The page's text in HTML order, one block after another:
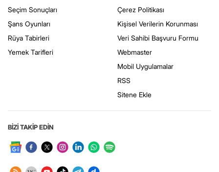
Seçim Sonuçları
Şans Oyunları
Rüya Tabirleri
Yemek Tarifleri
Çerez Politikası
Kişisel Verilerin Korunması
Veri Sahibi Başvuru Formu
Webmaster
Mobil Uygulamalar
RSS
Sitene Ekle
BİZİ TAKİP EDİN